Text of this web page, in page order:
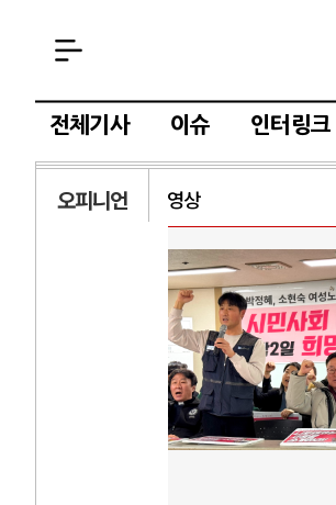
전체기사 이슈 인터링크
오피니언 영상
AI와 인간
중국 AI, 저가 공세로 글로벌 토큰 시..
AI 국부펀드 구상 놓고 미국 진보진영 ..
AI 데이터센터 반대 투쟁은 새로운 글로..
AI의 숨은 환경 비용: 데이터센터 확산..